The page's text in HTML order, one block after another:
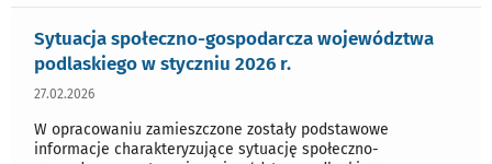
Sytuacja społeczno-gospodarcza województwa
podlaskiego w styczniu 2026 r.
27.02.2026
W opracowaniu zamieszczone zostały podstawowe
informacje charakteryzujące sytuację społeczno-